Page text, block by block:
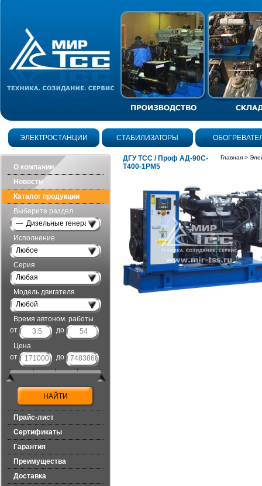
ЭЛЕКТРОСТАНЦИИ СТАБИЛИЗАТОРЫ
О компании
Новости
Каталог продукции
Выберите раздел
— Дизельные генераторы открытого исполнения
Исполнение
Любое
Серия
Любая
Модель двигателя
Любой
Время автоном. работы
от
до
Цена
от
до
Прайс-лист
Сертификаты
Гарантия
Преимущества
Доставка
ДГУ ТСС / Проф АД-90С-
Т400-1РМ5
Главная >